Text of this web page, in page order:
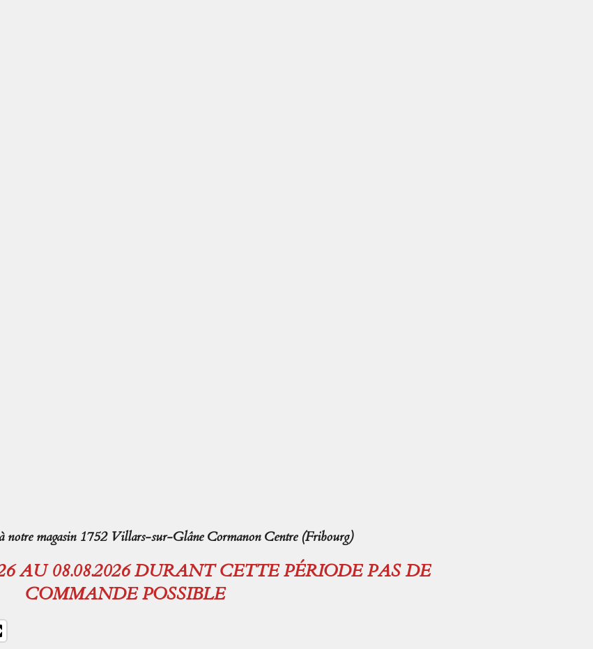
notre magasin 1752 Villars-sur-Glâne Cormanon Centre (Fribourg)
AU 08.08.2026 DURANT CETTE PÉRIODE PAS DE
COMMANDE POSSIBLE